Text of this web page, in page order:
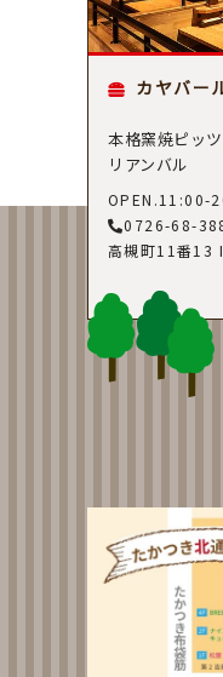
カヤバー
本格窯焼ピッ
リアンバル
OPEN.11:00-
0726-68-
高槻町11番13